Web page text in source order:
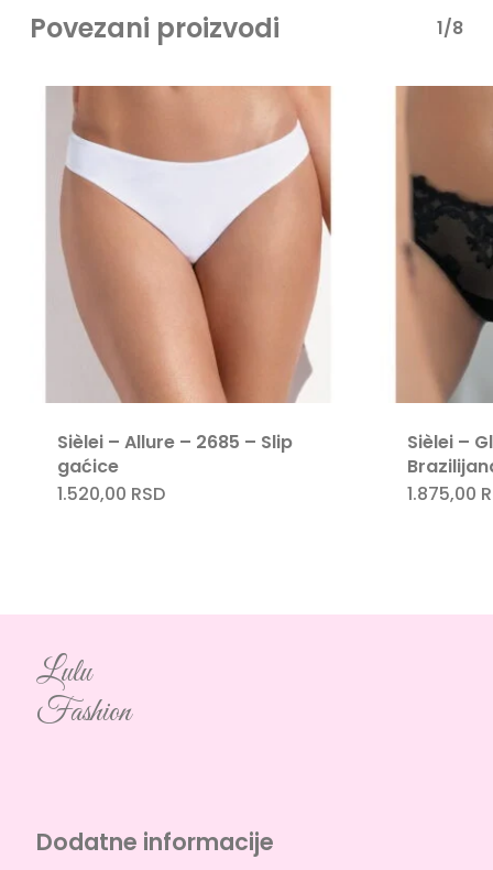
Povezani proizvodi 1/8
Sièlei – Allure – 2685 – Slip
gaćice
1.520,00 RSD
Sièlei –
1.875,00
Lulu
Fashion
Dodatne informacije